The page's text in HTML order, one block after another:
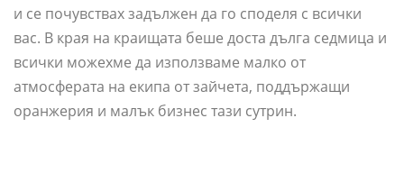
и се почувствах задължен да го споделя с всички
вас. В края на краищата беше доста дълга седмица и
всички можехме да използваме малко от
атмосферата на екипа от зайчета, поддържащи
оранжерия и малък бизнес тази сутрин.